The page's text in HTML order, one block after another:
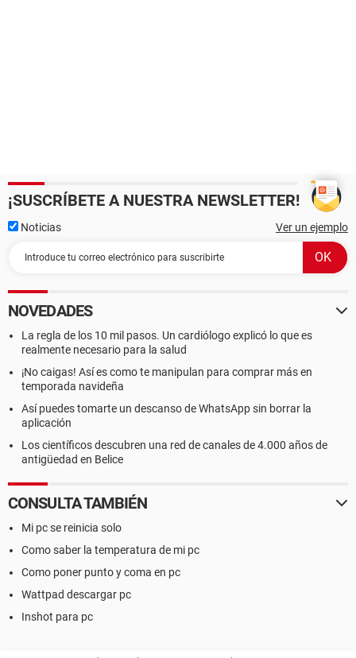
¡SUSCRÍBETE A NUESTRA NEWSLETTER!
Noticias Ver un ejemplo
NOVEDADES
La regla de los 10 mil pasos. Un cardiólogo explicó lo que es
realmente necesario para la salud
¡No caigas! Así es como te manipulan para comprar más en
temporada navideña
Así puedes tomarte un descanso de WhatsApp sin borrar la
aplicación
Los científicos descubren una red de canales de 4.000 años de
antigüedad en Belice
CONSULTA TAMBIÉN
Mi pc se reinicia solo
Como saber la temperatura de mi pc
Como poner punto y coma en pc
Wattpad descargar pc
Inshot para pc